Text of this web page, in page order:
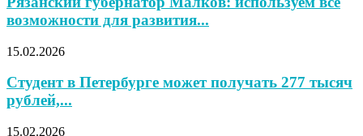
возможности для развития...
15.02.2026
Студент в Петербурге может получать 277 тысяч
рублей,...
15.02.2026